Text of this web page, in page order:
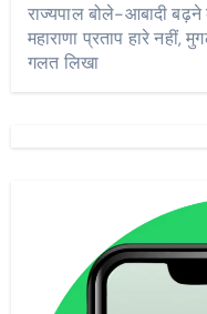
राज्यपाल बोले-आबादी बढ़ने
महाराणा प्रताप हारे नहीं,
गलत लिखा